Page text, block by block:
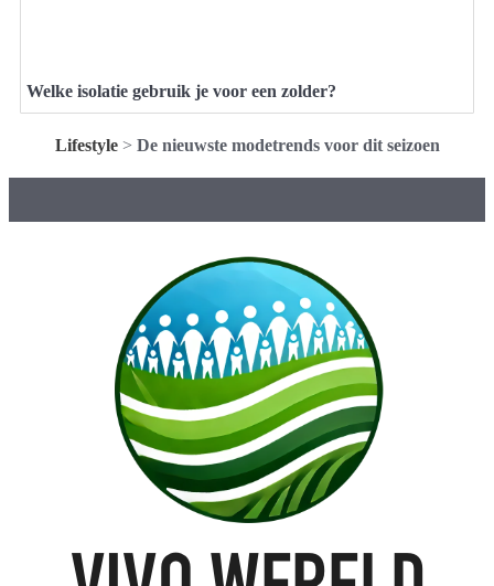
Welke isolatie gebruik je voor een zolder?
Lifestyle> De nieuwste modetrends voor dit seizoen